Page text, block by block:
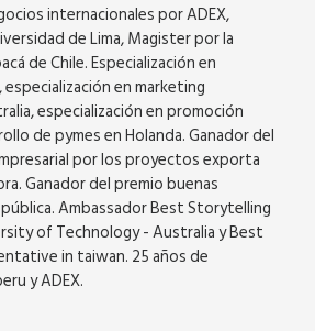
internacionales por ADEX,
de Lima, Magister por la
de Chile. Especialización en
en marketing
especialización en promoción
de pymes en Holanda. Ganador del
por los proyectos exporta
Ganador del premio buenas
Ambassador Best Storytelling
of Technology - Australia y Best
in taiwan. 25 años de
y ADEX.